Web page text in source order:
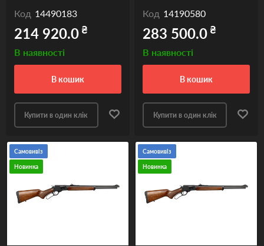
Код 14490183
214 920.0₴
В наявності
в кошик
Купити в один клік
Код 14190580
283 500.0₴
В наявності
в кошик
Купити в один клік
Самовивіз
Новинка
Самовивіз
Новинка